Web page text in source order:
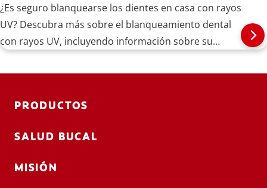
¿Es seguro blanquearse los dientes en casa con rayos
UV? Descubra más sobre el blanqueamiento dental
con rayos UV, incluyendo información sobre su
PRODUCTOS
SALUD BUCAL
MISIÓN